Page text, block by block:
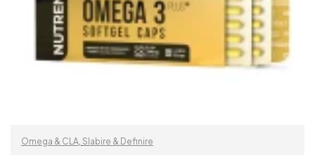
Omega & CLA, Slabire & Definire